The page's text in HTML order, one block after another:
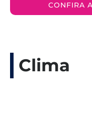
CONFIRA
Clima